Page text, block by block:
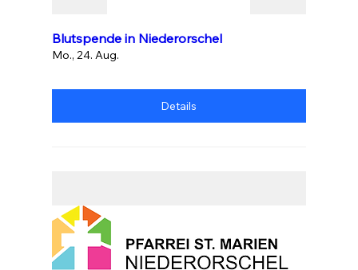
Blutspende in Niederorschel
Mo., 24. Aug.
Details